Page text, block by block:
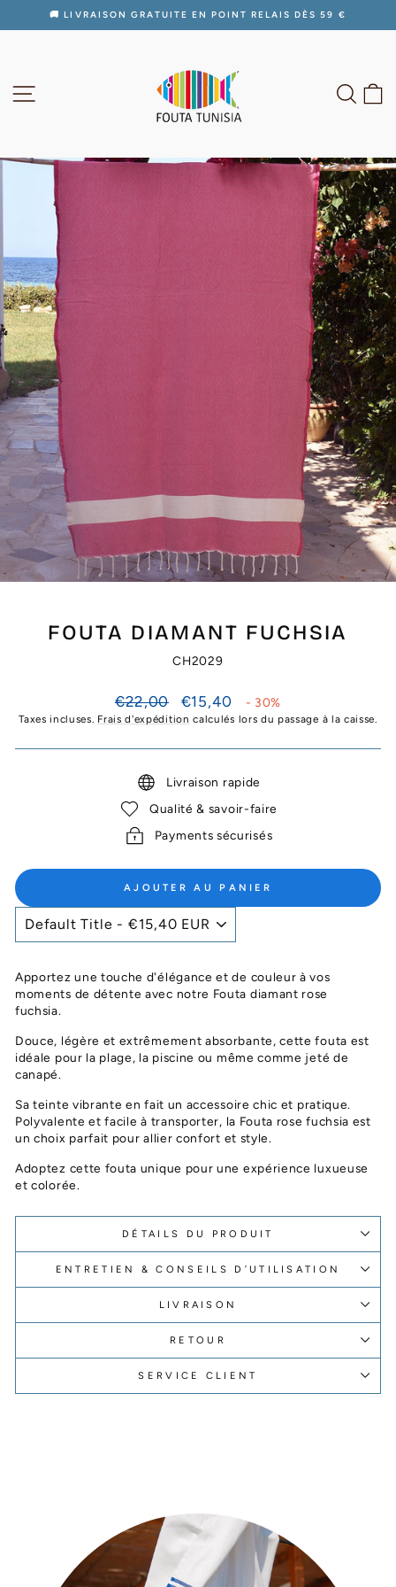
Diaporama
🚚 LIVRAISON GRATUITE EN POINT RELAIS DÈS 59 €
FOUTA DIAMANT FUCHSIA
CH2029
Prix
régulier
€22,00
Prix
réduit
€15,40 - 30%
Taxes incluses. Frais d'expédition calculés lors du passage à la caisse.
Livraison rapide
Qualité & savoir-faire
Payments sécurisés
AJOUTER AU PANIER
Apportez une touche d'élégance et de couleur à vos
moments de détente avec notre Fouta diamant rose
fuchsia.
Douce, légère et extrêmement absorbante, cette fouta est
idéale pour la plage, la piscine ou même comme jeté de
canapé.
Sa teinte vibrante en fait un accessoire chic et pratique.
Polyvalente et facile à transporter, la Fouta rose fuchsia est
un choix parfait pour allier confort et style.
Adoptez cette fouta unique pour une expérience luxueuse
et colorée.
DÉTAILS DU PRODUIT
ENTRETIEN & CONSEILS D’UTILISATION
LIVRAISON
RETOUR
SERVICE CLIENT